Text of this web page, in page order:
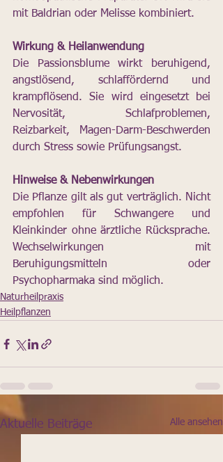
mit Baldrian oder Melisse kombiniert.
Wirkung & Heilanwendung
Die Passionsblume wirkt beruhigend,
angstlösend, schlaffördernd und
krampflösend. Sie wird eingesetzt bei
Nervosität, Schlafproblemen,
Reizbarkeit, Magen-Darm-Beschwerden
durch Stress sowie Prüfungsangst.
Hinweise & Nebenwirkungen
Die Pflanze gilt als gut verträglich. Nicht
empfohlen für Schwangere und
Kleinkinder ohne ärztliche Rücksprache.
Wechselwirkungen mit
Beruhigungsmitteln oder
Psychopharmaka sind möglich.
Naturheilpraxis
Heilpflanzen
Aktuelle Beiträge Alle ansehen